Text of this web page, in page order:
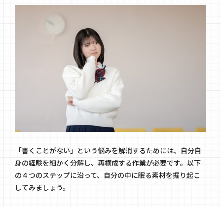
「書くことがない」という悩みを解消するためには、自分自
身の経験を細かく分解し、再構成する作業が必要です。以下
の４つのステップに沿って、自分の中に眠る素材を掘り起こ
してみましょう。